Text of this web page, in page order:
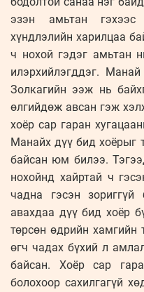
эзэн амьтан гэхээс
хүндлэлийн харилцаа
ч нохой гэдэг амьтан
илэрхийлэгддэг.
Золкагийн ээж нь
өлгийдөж авсан гэж
хоёр сар гаран
Манайх дүү бид хоёрыг
байсан юм билээ.
нохойнд хайртай ч
чадна гэсэн зориггүй
авахдаа дүү бид хоёр
төрсөн өдрийн
өгч чадах бүхий л
байсан. Хоёр сар
болохоор сахилгагүй